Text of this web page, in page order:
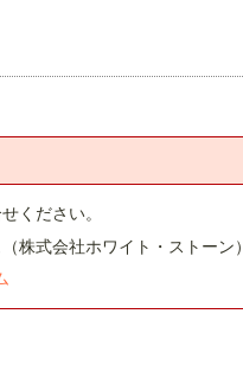
ください。
株式会社ホワイト・ストーン）